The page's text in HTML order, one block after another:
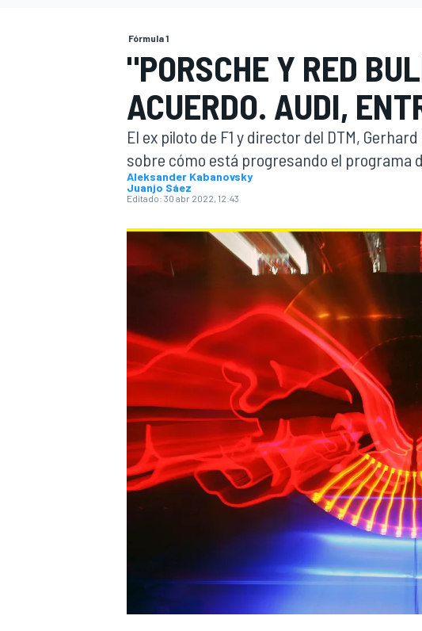
WEC FÓRMULA E
Fórmula 1
"PORSCHE Y RED
ACUERDO. AUDI,
El ex piloto de F1 y director del DTM,
sobre cómo está progresando el programa
Aleksander Kabanovsky
Juanjo Sáez
Editado: 30 abr 2022, 12:43